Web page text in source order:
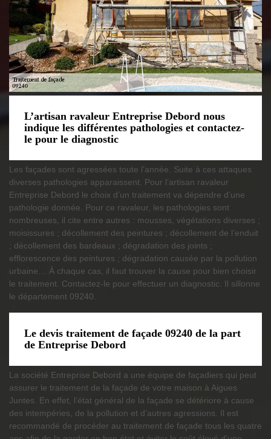
L’artisan ravaleur Entreprise Debord nous
indique les différentes pathologies et contactez-
le pour le diagnostic
Les façades sont agressées toute l’année. Suite à ces attaques
diverses pathologies apparaissent. Pour l’artisan ravaleur
Entreprise Debord le choix d’un traitement va dépendre d’une
pathologie donnée. Pour ce ravaleur, les pathologies sont
nombreuses, il cite entre autres : mousses, végétations diverses ;
moisissures ; décollement des peintures ; décollement de l’enduit
; décollement des bardeaux ; dégradation des joints ;
efflorescence des peintures ; dégradation causée par la pollution
urbaine… À chaque cas, il faut trouver la cause pour bien choisir
le traitement. Contactez-le pour effectuer un diagnostic. Il sillonne
le département 09240.
Le devis traitement de façade 09240 de la part
de Entreprise Debord
La société Entreprise Debord a une équipe de façadiers qui peut
assurer le traitement de la façade de votre maison à Aigues
Juntes. En effet, l’état général de la façade se détériore à cause
des intempéries, de la pollution et d’autres agressions. Il est
recommandé de procéder au traitement de façade tous les quatre